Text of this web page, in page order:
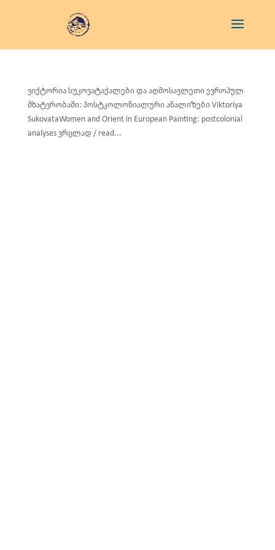
ვიქტორია სუკოვატაქალები და აღმოსავლეთი ევროპულ
მხატვრობაში: პოსტკოლონიალური ანალიზები Viktoriya
SukovataWomen and Orient in European Painting: postcolonial
analyses ვრცლად / read...